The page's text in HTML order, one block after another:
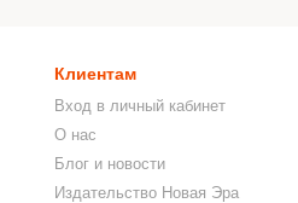
Клиентам
Вход в личный кабинет
О нас
Блог и новости
Издательство Новая Эра